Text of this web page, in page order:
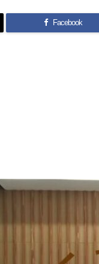
Facebook